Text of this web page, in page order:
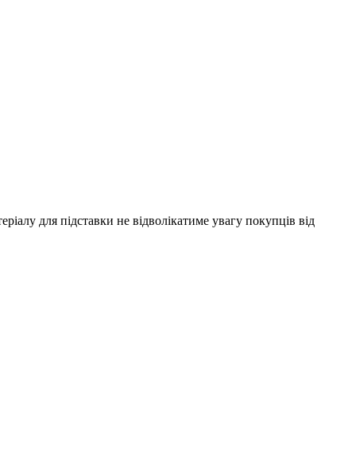
для підставки не відволікатиме увагу покупців від